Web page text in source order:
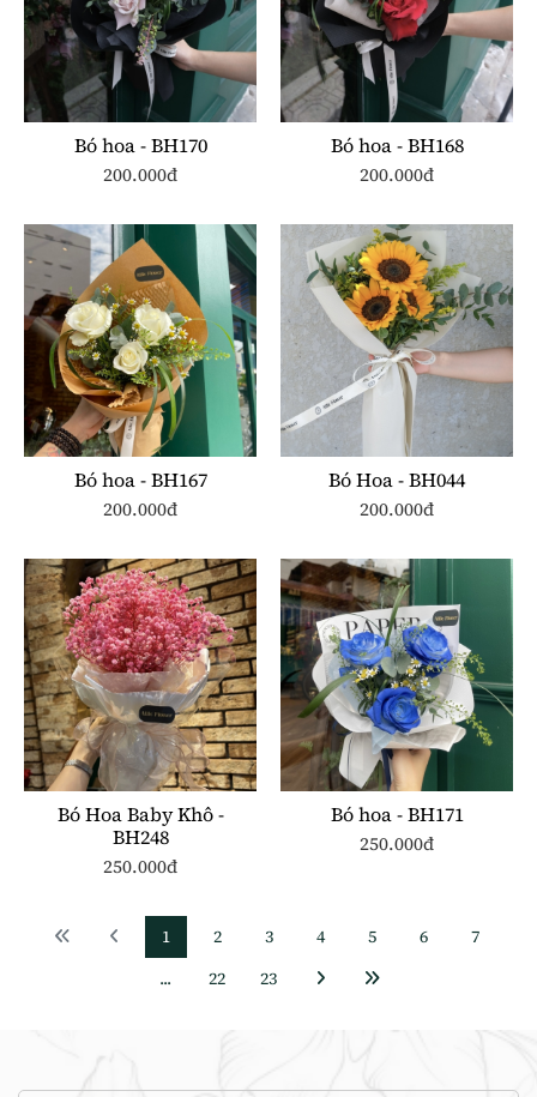
Bó hoa - BH170
200.000đ
Bó hoa - BH168
200.000đ
Bó hoa - BH167
200.000đ
Bó Hoa - BH044
200.000đ
Bó Hoa Baby Khô -
BH248
250.000đ
Bó hoa - BH171
250.000đ
1 2 3 4 5 6
7
...
22 23